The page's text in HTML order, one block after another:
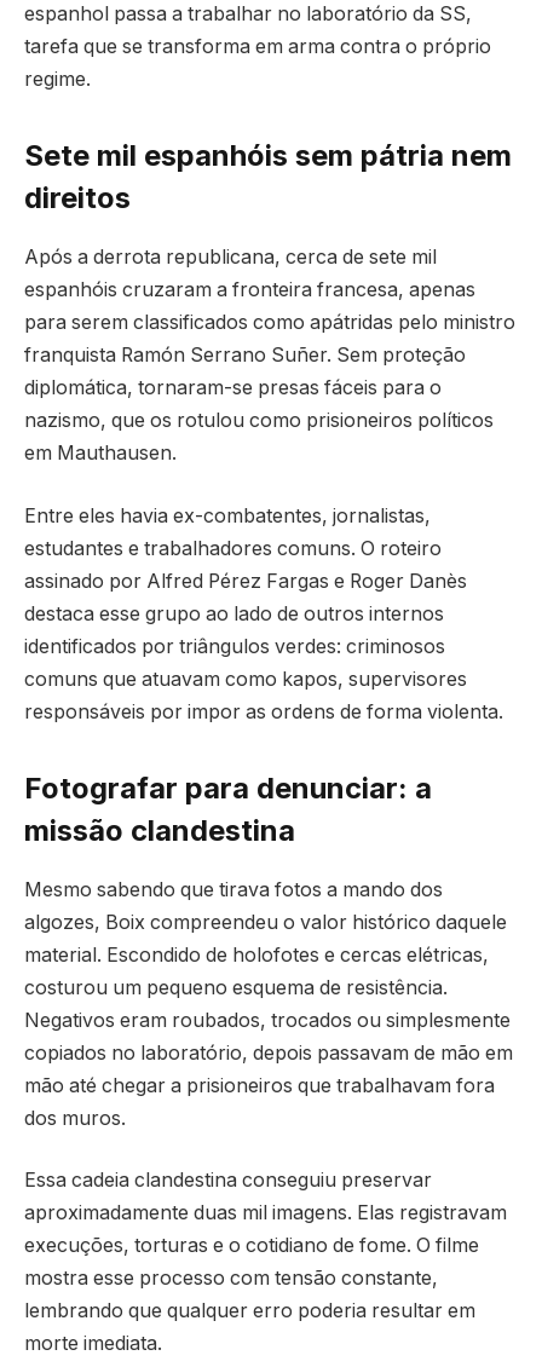
espanhol passa a trabalhar no laboratório da SS,
tarefa que se transforma em arma contra o próprio
regime.
Sete mil espanhóis sem pátria nem
direitos
Após a derrota republicana, cerca de sete mil
espanhóis cruzaram a fronteira francesa, apenas
para serem classificados como apátridas pelo ministro
franquista Ramón Serrano Suñer. Sem proteção
diplomática, tornaram-se presas fáceis para o
nazismo, que os rotulou como prisioneiros políticos
em Mauthausen.
Entre eles havia ex-combatentes, jornalistas,
estudantes e trabalhadores comuns. O roteiro
assinado por Alfred Pérez Fargas e Roger Danès
destaca esse grupo ao lado de outros internos
identificados por triângulos verdes: criminosos
comuns que atuavam como kapos, supervisores
responsáveis por impor as ordens de forma violenta.
Fotografar para denunciar: a
missão clandestina
Mesmo sabendo que tirava fotos a mando dos
algozes, Boix compreendeu o valor histórico daquele
material. Escondido de holofotes e cercas elétricas,
costurou um pequeno esquema de resistência.
Negativos eram roubados, trocados ou simplesmente
copiados no laboratório, depois passavam de mão em
mão até chegar a prisioneiros que trabalhavam fora
dos muros.
Essa cadeia clandestina conseguiu preservar
aproximadamente duas mil imagens. Elas registravam
execuções, torturas e o cotidiano de fome. O filme
mostra esse processo com tensão constante,
lembrando que qualquer erro poderia resultar em
morte imediata.